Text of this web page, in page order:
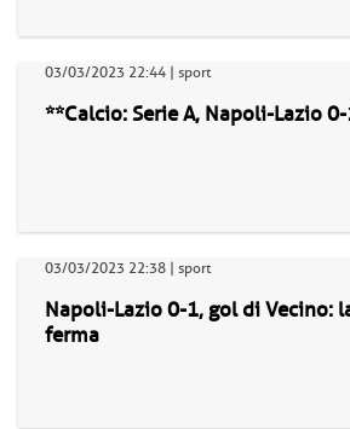
03/03/2023 22:44 | sport
**Calcio: Serie A, Napoli-Lazio
03/03/2023 22:38 | sport
Napoli-Lazio 0-1, gol di Vecino:
ferma